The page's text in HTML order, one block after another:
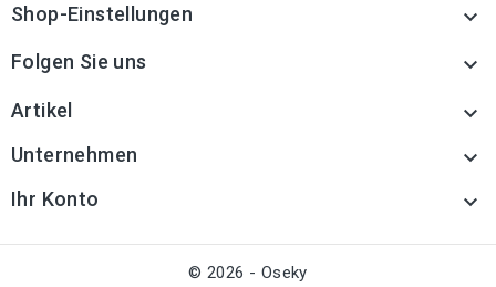
Shop-Einstellungen 
Folgen Sie uns 
Artikel 
Unternehmen 
Ihr Konto 
© 2026 - Oseky